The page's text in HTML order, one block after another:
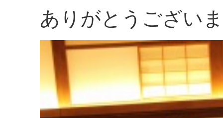
ありがとうござい